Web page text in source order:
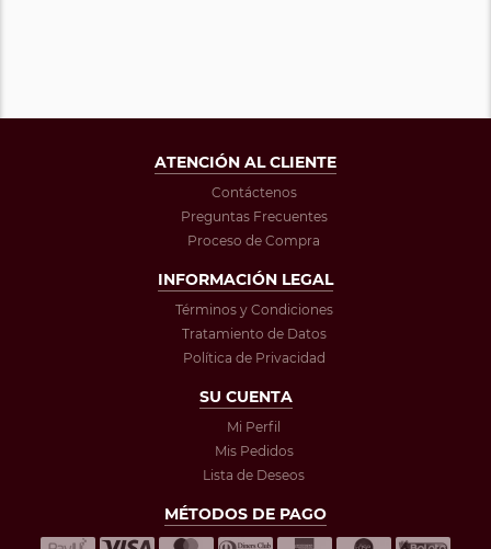
ATENCIÓN AL CLIENTE
Contáctenos
Preguntas Frecuentes
Proceso de Compra
INFORMACIÓN LEGAL
Términos y Condiciones
Tratamiento de Datos
Política de Privacidad
SU CUENTA
Mi Perfil
Mis Pedidos
Lista de Deseos
MÉTODOS DE PAGO